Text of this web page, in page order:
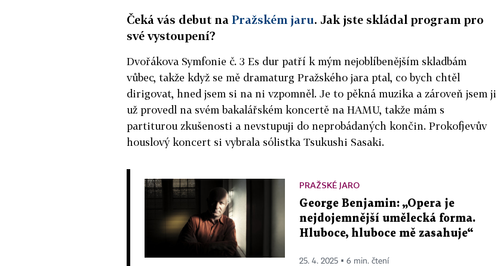
Čeká vás debut na Pražském jaru. Jak jste skládal program pro
své vystoupení?
Dvořákova Symfonie č. 3 Es dur patří k mým nejoblíbenějším skladbám
vůbec, takže když se mě dramaturg Pražského jara ptal, co bych chtěl
dirigovat, hned jsem si na ni vzpomněl. Je to pěkná muzika a zároveň jsem ji
už provedl na svém bakalářském koncertě na HAMU, takže mám s
partiturou zkušenosti a nevstupuji do neprobádaných končin. Prokofjevův
houslový koncert si vybrala sólistka Tsukushi Sasaki.
PRAŽSKÉ JARO
George Benjamin: „Opera je
nejdojemnější umělecká forma.
Hluboce, hluboce mě zasahuje“
25. 4. 2025 ▪ 6 min. čtení